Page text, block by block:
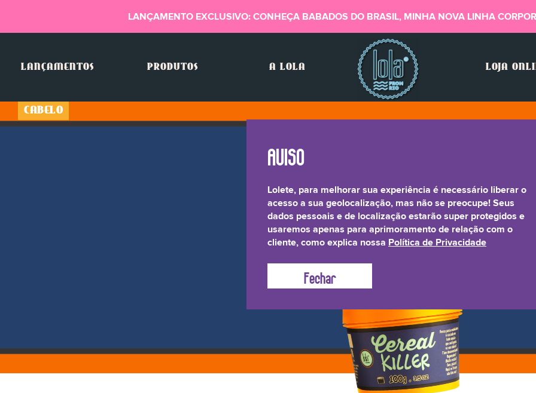
LANÇAMENTO EXCLUSIVO: CONHEÇA BABADOS DO BRASIL, MINHA NOVA LINHA
LANÇAMENTOS PRODUTOS A LOLA LOJA
CABELO
Lolete, para melhorar sua experiência é necessário liberar o
acesso a sua geolocalização, mas não se preocupe! Seus
dados pessoais e de localização estarão super protegidos e
usaremos apenas para aprimoramento de relação com o
cliente, como explica nossa Política de Privacidade